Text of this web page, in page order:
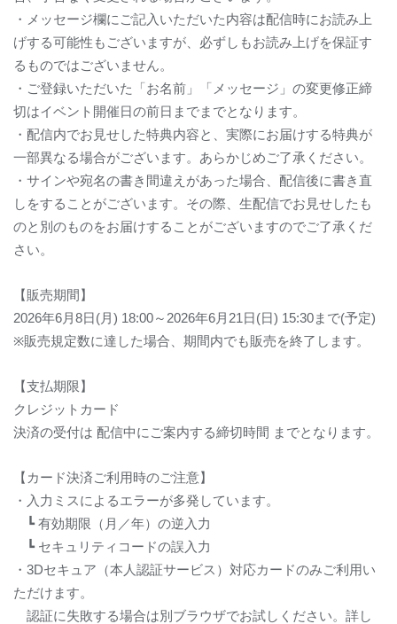
・メッセージ欄にご記入いただいた内容は配信時にお読み上
げする可能性もございますが、必ずしもお読み上げを保証す
るものではございません。
・ご登録いただいた「お名前」「メッセージ」の変更修正締
切はイベント開催日の前日までまでとなります。
・配信内でお見せした特典内容と、実際にお届けする特典が
一部異なる場合がございます。あらかじめご了承ください。
・サインや宛名の書き間違えがあった場合、配信後に書き直
しをすることがございます。その際、生配信でお見せしたも
のと別のものをお届けすることがございますのでご了承くだ
さい。
【販売期間】
2026年6月 8日 (月 ) 18:00～ 2026年6月 21 日 (日) 15:30まで(予定)
※販売規定数に達した場合、期間内でも販売を終了します。
【支払期限】
クレジットカード
決済の受付は 配信中にご案内する締切時間 までとなります。
【カード決済ご利用時のご注意】
・入力ミスによるエラーが多発しています。
┗有効期限（月／年）の逆入力
┗ セキュリティコードの誤入力
・ 3Dセキュア（本人認証サービス）対応カードのみご利用い
ただけます。
認証に失敗する場合は別ブラウザでお試しください。詳し